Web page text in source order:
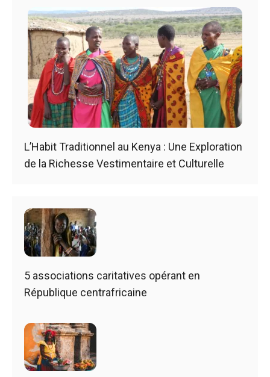
L’Habit Traditionnel au Kenya : Une Exploration
de la Richesse Vestimentaire et Culturelle
5 associations caritatives opérant en
République centrafricaine